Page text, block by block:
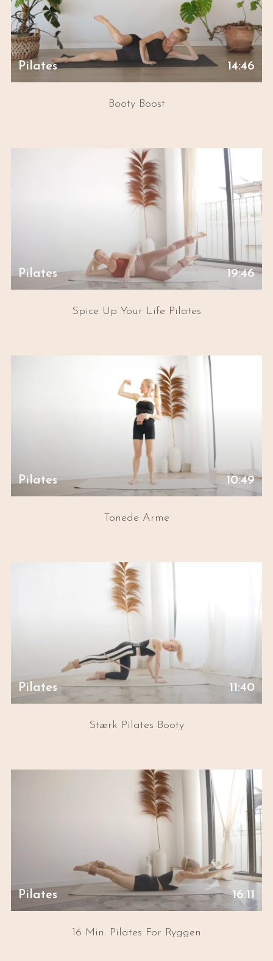
Pilates 14:46
Booty Boost
Pilates 19:46
Spice Up Your Life Pilates
Pilates 10:49
Tonede Arme
Pilates 11:40
Stærk Pilates Booty
Pilates 16:11
16 Min. Pilates For Ryggen